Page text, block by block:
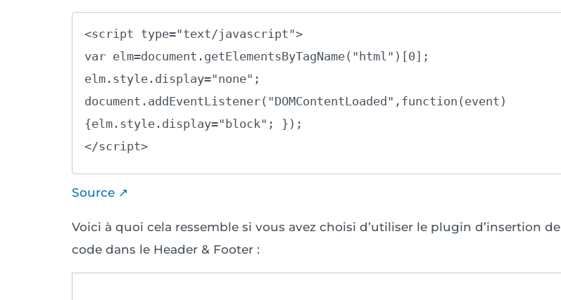
<script type="text/javascript">
var elm=document.getElementsByTagName("html")[0];
elm.style.display="none";
document.addEventListener("DOMContentLoaded",function(event)
{elm.style.display="block"; });
</script>
Source ↗︎
Voici à quoi cela ressemble si vous avez choisi d’utiliser le plugin d’insertion de
code dans le Header & Footer :